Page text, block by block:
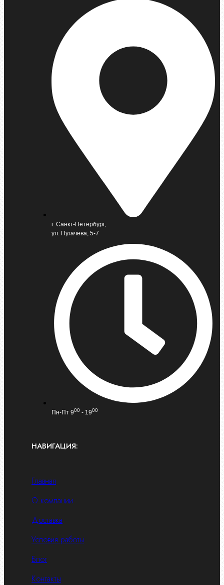
г. Санкт-Петербург,
ул. Пугачева, 5-7
Пн-Пт 900 - 1900
НАВИГАЦИЯ:
Главная
О компании
Доставка
Условия работы
Блог
Контакты